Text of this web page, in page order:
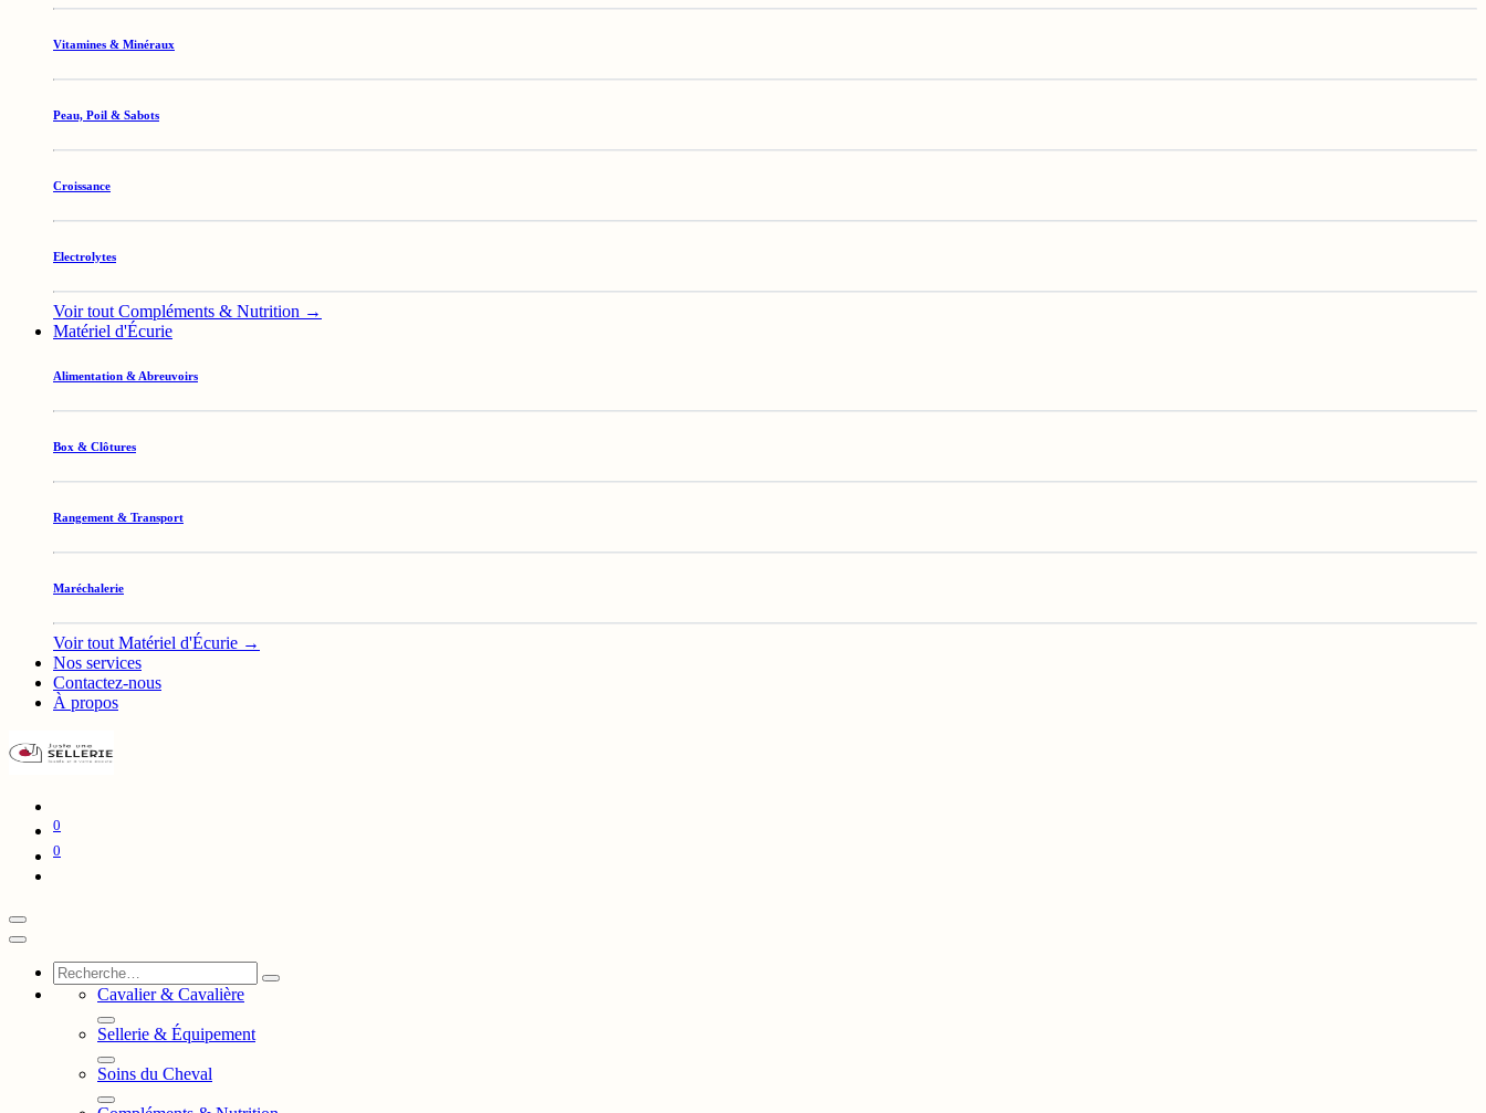
Vitamines & Minéraux
Peau, Poil & Sabots
Croissance
Electrolytes
Voir tout Compléments & Nutrition →
Matériel d'Écurie
Alimentation & Abreuvoirs
Box & Clôtures
Rangement & Transport
Maréchalerie
Voir tout Matériel d'Écurie →
Nos services
Contactez-nous
À propos
0
0
Cavalier & Cavalière
Sellerie & Équipement
Soins du Cheval